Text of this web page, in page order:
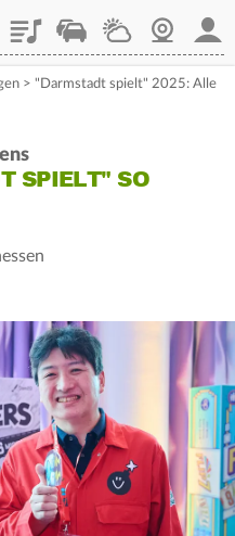
PlaylistStaupilotWetterWebcam
> "Darmstadt spielt" 2025: Alle
SPIELT" SO